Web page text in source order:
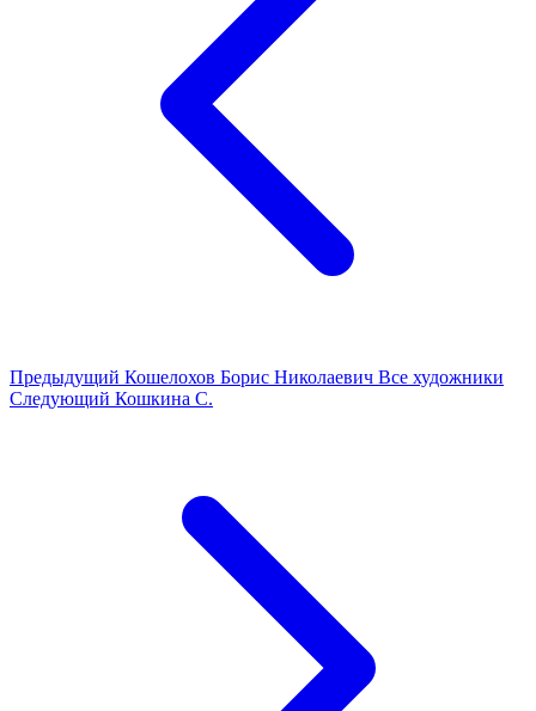
Предыдущий Кошелохов Борис Николаевич Все художники
Следующий Кошкина С.